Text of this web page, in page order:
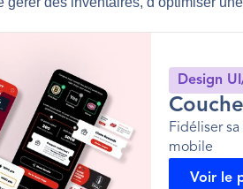
Design
Fidéliser
mobile
Voir le